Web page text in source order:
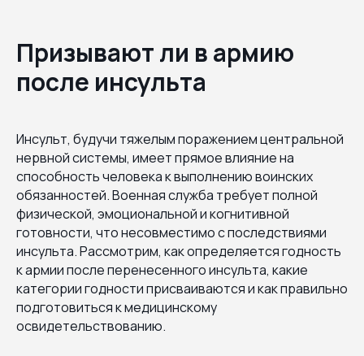
Призывают ли в армию
после инсульта
Инсульт, будучи тяжелым поражением центральной
нервной системы, имеет прямое влияние на
способность человека к выполнению воинских
обязанностей. Военная служба требует полной
физической, эмоциональной и когнитивной
готовности, что несовместимо с последствиями
инсульта. Рассмотрим, как определяется годность
к армии после перенесенного инсульта, какие
категории годности присваиваются и как правильно
подготовиться к медицинскому
освидетельствованию.